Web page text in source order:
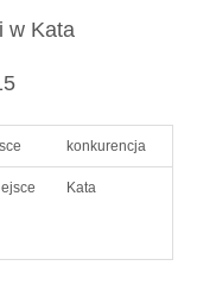
w Kata
konkurencja
Kata